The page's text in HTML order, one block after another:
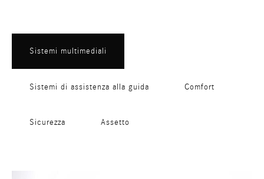
Sistemi multimediali
Sistemi di assistenza alla guida Comfort
Sicurezza Assetto